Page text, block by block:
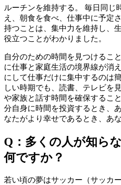
ルーチンを維持する。 毎日同じ
え、朝食を食べ、仕事中に予定
持つことは、集中力を維持し、
役立つことがわかりました。
自分のための時間を見つけるこ
に仕事と家庭生活の境界線が消
にして仕事だけに集中するのは
しい時期でも、読書、テレビを
や家族と話す時間を確保するこ
分自身に時間を投資するとき、
なたがより幸せであるとき、あ
Q：多くの人が知ら
何ですか？
若い頃の夢はサッカー（サッカ